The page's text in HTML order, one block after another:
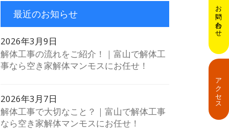
最近のお知らせ
2026年3月9日
解体工事の流れをご紹介！｜富山で解体工
事なら空き家解体マンモスにお任せ！
2026年3月7日
解体工事で大切なこと？｜富山で解体工事
なら空き家解体マンモスにお任せ！
お問い合わせ
アクセス